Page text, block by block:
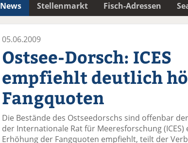
News Stellenmarkt Fisch-Adressen
05.06.2009
Ostsee-Dorsch: ICES
empfiehlt deutlich
Fangquoten
Die Bestände des Ostseedorschs sind offenbar
der Internationale Rat für Meeresforschung (ICES)
Erhöhung der Fangquoten empfiehlt, teilt der